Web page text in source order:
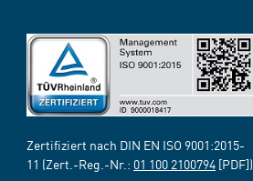
Zertifiziert nach DIN EN ISO 9001:2015-
11 (Zert.-Reg.-Nr.: 01 100 2100794 [PDF])